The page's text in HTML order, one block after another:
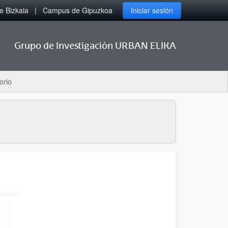
Bizkaia Campus de Gipuzkoa Iniciar sesión
Grupo de Investigación URBAN ELIKA